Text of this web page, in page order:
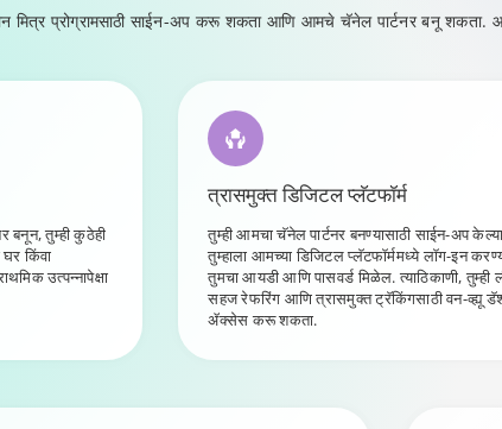
मित्र प्रोग्रामसाठी साईन-अप करू शकता आणि आमचे चॅनेल पार्टनर बनू
बनून, तुम्ही कुठेही
किंवा
उत्पन्नापेक्षा
त्रासमुक्त डिजिटल प्लॅटफॉर्म
तुम्ही आमचा चॅनेल पार्टनर बनण्यासाठी साईन-अप
तुम्हाला आमच्या डिजिटल प्लॅटफॉर्ममध्ये लॉग-इन
तुमचा आयडी आणि पासवर्ड मिळेल. त्याठिकाणी, तुम्ही
सहज रेफरिंग आणि त्रासमुक्त ट्रॅकिंगसाठी वन-व्ह्यू
ॲक्सेस करू शकता.